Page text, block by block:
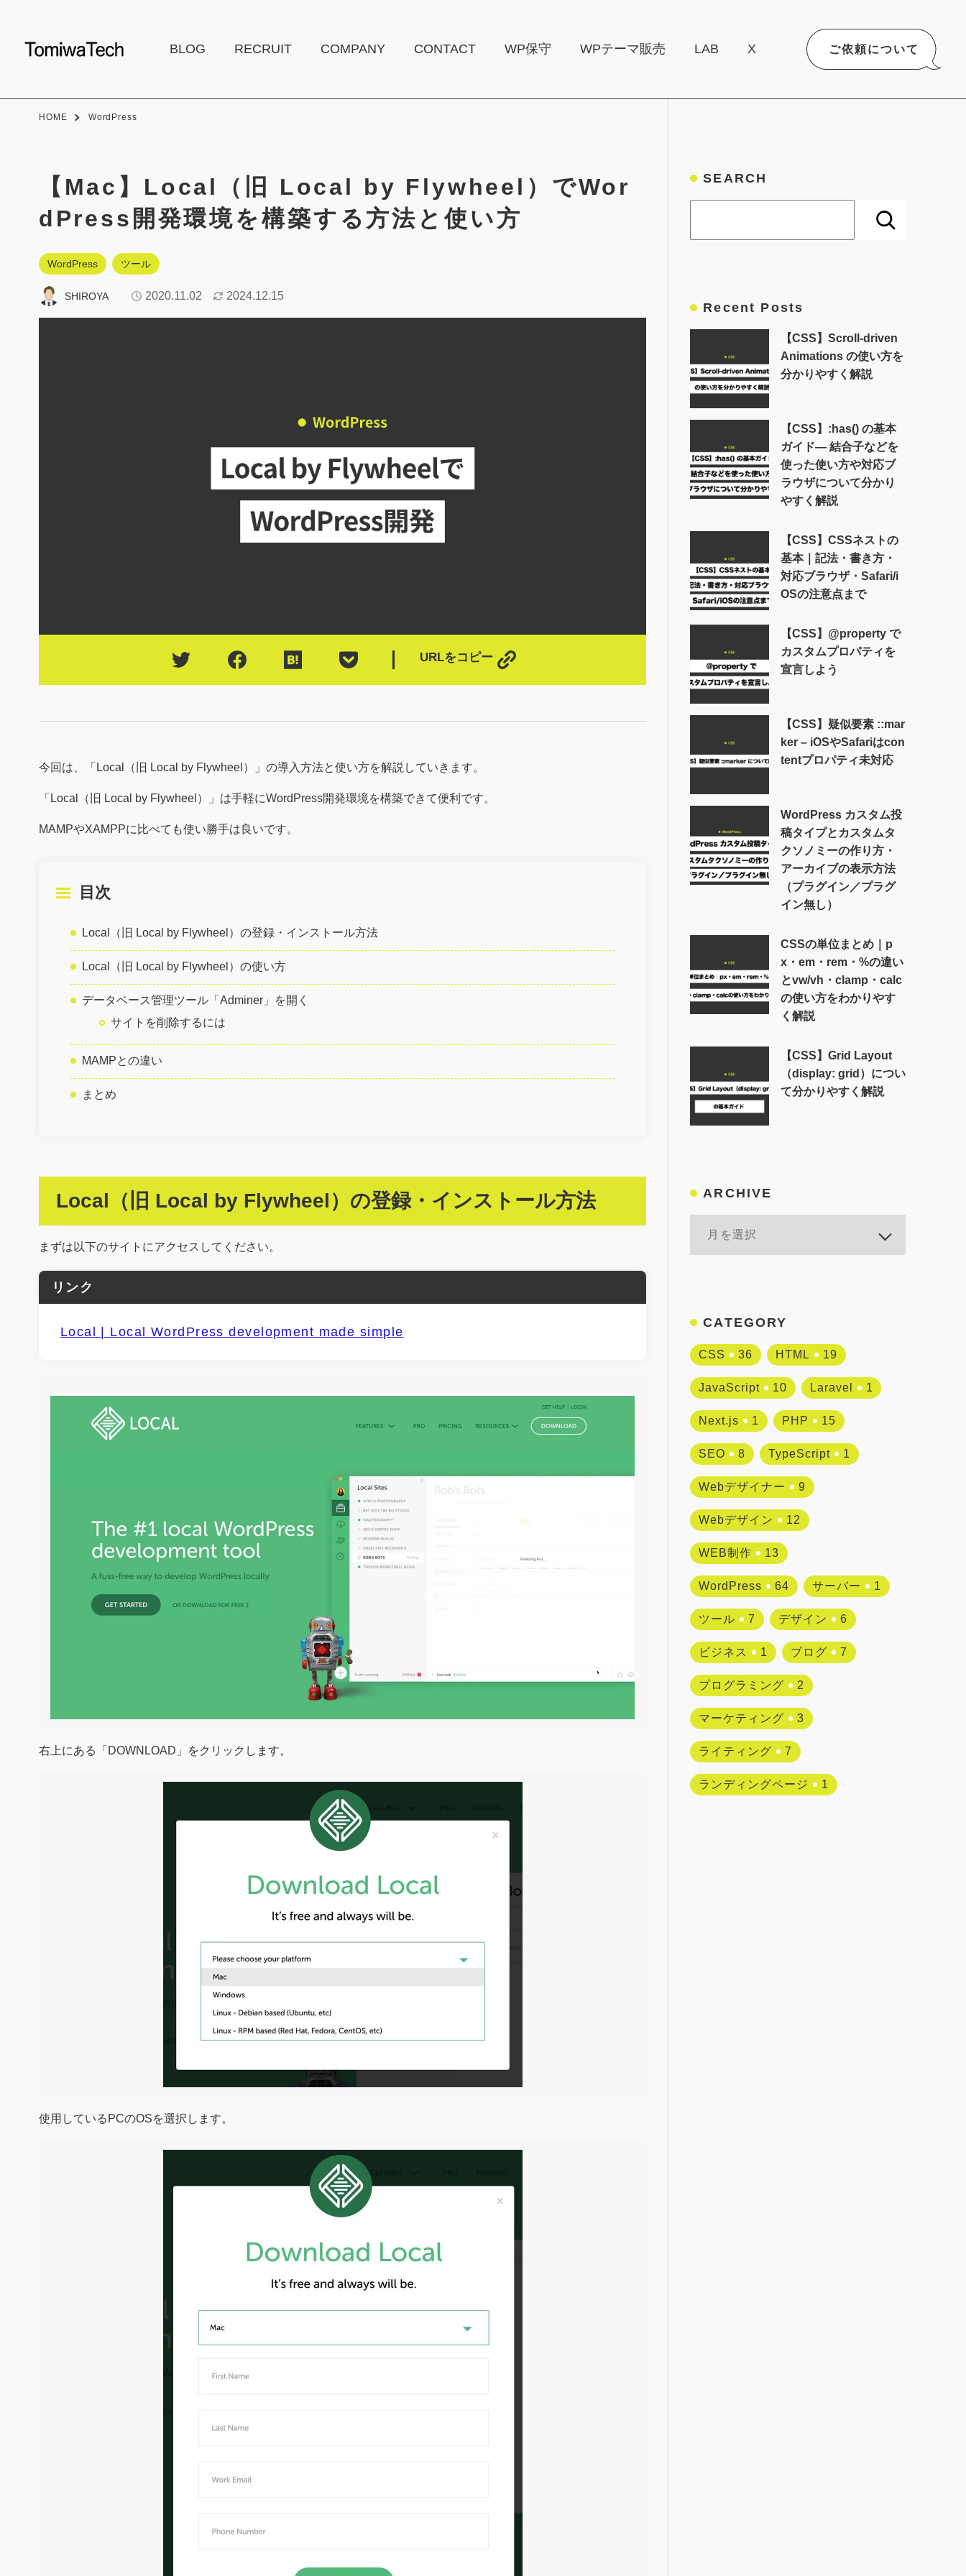
BLOG RECRUIT COMPANY CONTACT WP保守 WPテーマ販売 LAB X ご依頼について
HOME WordPress
【Mac】Local（旧 Local by Flywheel）でWor
dPress開発環境を構築する方法と使い方
WordPress ツール
SHIROYA 2020.11.02 2024.12.15
URLをコピー
今回は、「Local（旧 Local by Flywheel）」の導入方法と使い方を解説していきます。
「Local（旧 Local by Flywheel）」は手軽にWordPress開発環境を構築できて便利です。
MAMPやXAMPPに比べても使い勝手は良いです。
目次
Local（旧 Local by Flywheel）の登録・インストール方法
Local（旧 Local by Flywheel）の使い方
データベース管理ツール「Adminer」を開く
サイトを削除するには
MAMPとの違い
まとめ
Local（旧 Local by Flywheel）の登録・インストール方法
まずは以下のサイトにアクセスしてください。
リンク
Local | Local WordPress development made simple
右上にある「DOWNLOAD」をクリックします。
使用しているPCのOSを選択します。
SEARCH
Recent Posts
【CSS】Scroll-driven
Animations の使い方を
分かりやすく解説
【CSS】:has() の基本
ガイド― 結合子などを
使った使い方や対応ブ
ラウザについて分かり
やすく解説
【CSS】CSSネストの
基本｜記法・書き方・
対応ブラウザ・Safari/i
OSの注意点まで
【CSS】@property で
カスタムプロパティを
宣言しよう
【CSS】疑似要素 ::mar
ker – iOSやSafariはcon
tentプロパティ未対応
WordPress カスタム投
稿タイプとカスタムタ
クソノミーの作り方・
アーカイブの表示方法
（プラグイン／プラグ
イン無し）
CSSの単位まとめ｜p
x・em・rem・%の違い
とvw/vh・clamp・calc
の使い方をわかりやす
く解説
【CSS】Grid Layout
（display: grid）につい
て分かりやすく解説
ARCHIVE
CATEGORY
CSS 36 HTML 19
JavaScript 10 Laravel 1
Next.js 1 PHP 15
SEO 8 TypeScript 1
Webデザイナー 9
Webデザイン 12
WEB制作 13
WordPress 64 サーバー 1
ツール 7 デザイン 6
ビジネス 1 ブログ 7
プログラミング 2
マーケティング 3
ライティング 7
ランディングページ 1